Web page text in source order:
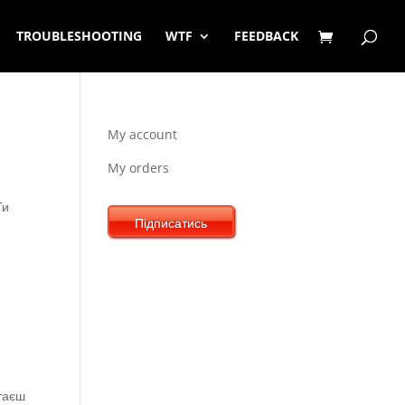
TROUBLESHOOTING WTF FEEDBACK
My account
My orders
Підписатись